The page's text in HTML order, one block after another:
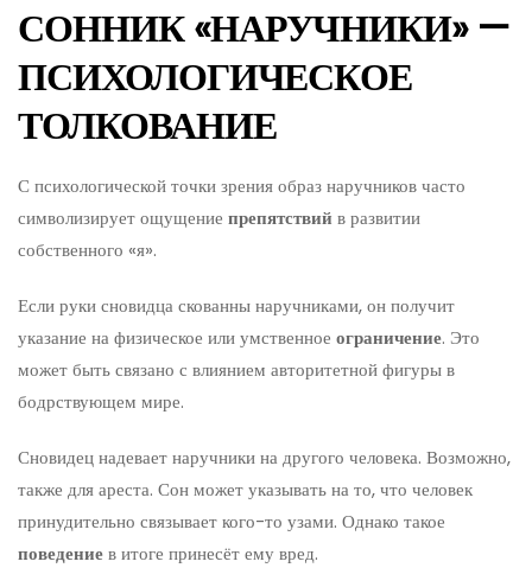
СОННИК «НАРУЧНИКИ» —
ПСИХОЛОГИЧЕСКОЕ
ТОЛКОВАНИЕ
С психологической точки зрения образ наручников часто
символизирует ощущение препятствий в развитии
собственного «я».
Если руки сновидца скованны наручниками, он получит
указание на физическое или умственное ограничение. Это
может быть связано с влиянием авторитетной фигуры в
бодрствующем мире.
Сновидец надевает наручники на другого человека. Возможно,
также для ареста. Сон может указывать на то, что человек
принудительно связывает кого-то узами. Однако такое
поведениев итоге принесёт ему вред.